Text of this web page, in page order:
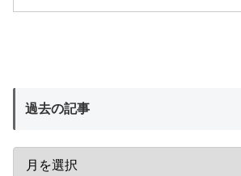
過去の記事